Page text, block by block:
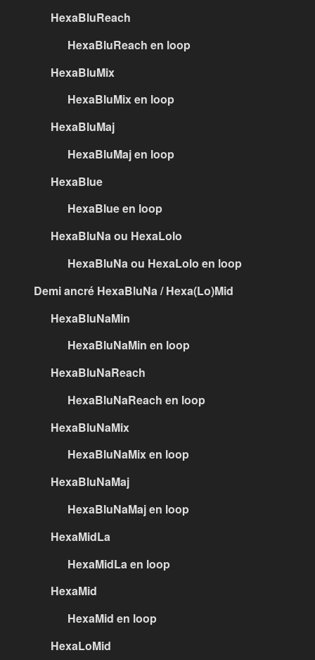
HexaBluReach
HexaBluReach en loop
HexaBluMix
HexaBluMix en loop
HexaBluMaj
HexaBluMaj en loop
HexaBlue
HexaBlue en loop
HexaBluNa ou HexaLolo
HexaBluNa ou HexaLolo en loop
Demi ancré HexaBluNa / Hexa(Lo)Mid
HexaBluNaMin
HexaBluNaMin en loop
HexaBluNaReach
HexaBluNaReach en loop
HexaBluNaMix
HexaBluNaMix en loop
HexaBluNaMaj
HexaBluNaMaj en loop
HexaMidLa
HexaMidLa en loop
HexaMid
HexaMid en loop
HexaLoMid